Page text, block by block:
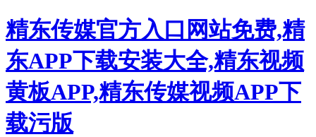
精东传媒官方入口网站免费,精
东APP下载安装大全,精东视频
黄板APP,精东传媒视频APP下
载污版